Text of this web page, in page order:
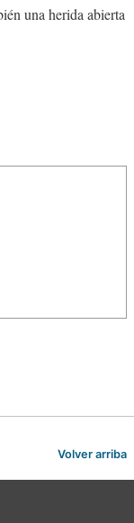
una herida abierta
Volver arriba